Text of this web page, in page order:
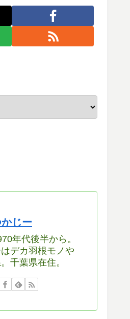
じー
年代後半から。
デカ羽根モノや
千葉県在住。